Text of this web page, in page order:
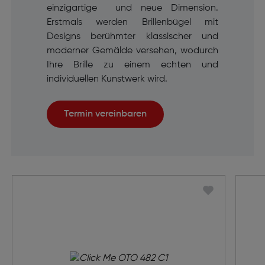
einzigartige und neue Dimension.
Erstmals werden Brillenbügel mit
Designs berühmter klassischer und
moderner Gemälde versehen, wodurch
Ihre Brille zu einem echten und
individuellen Kunstwerk wird.
Termin vereinbaren